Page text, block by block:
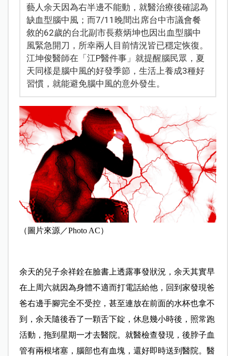
藝人余天因為右半邊不能動，就醫治療後確認為
缺血型腦中風；而7/11晚間出席台中市議會餐
敘的62歲的台北副市長蔡炳坤也因出血型腦中
風緊急開刀，所幸兩人目前情況皆已穩定恢復。
江坤俊醫師在「江P醫件事」就提醒腦民眾，夏
天同樣是腦中風的好發季節，生活上養成3種好
習慣，就能避免腦中風的意外發生。
（圖片來源／Photo AC）
余天的兒子余祥銓在臉書上透露事發狀況，余天其實早
在上周六就因為身體不適而打電話給他，回到家發現爸
爸右邊手腳完全不受控，甚至連放在前面的水杯也拿不
到，余天隨後吞了一顆舌下錠，休息幾小時後，照常跑
活動，拖到星期一才去醫院。就醫檢查發現，後脖子血
管有兩根堵塞，腦部也有血塊，還好即時送到醫院。醫